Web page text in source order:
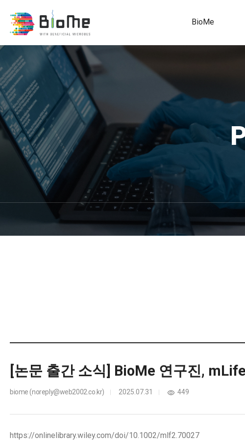
BioMe
[논문 출간 소식] BioMe 연구진,
biome (noreply@web2002.co.kr) 2025.07.31 449
https://onlinelibrary.wiley.com/doi/10.1002/mlf2.70027